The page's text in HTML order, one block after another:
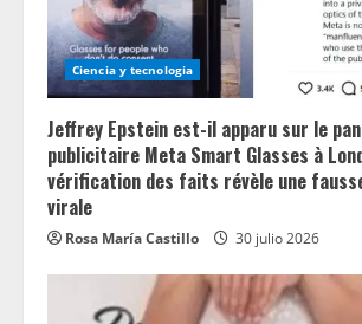
Ciencia y tecnologia
Jeffrey Epstein est-il apparu sur le
publicitaire Meta Smart Glasses à
vérification des faits révèle une
virale
Rosa María Castillo 30 julio 2026